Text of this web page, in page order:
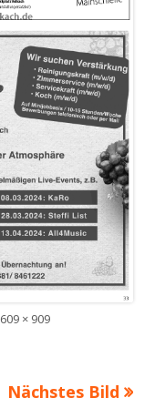
Volle
609 × 909
Nächstes Bild